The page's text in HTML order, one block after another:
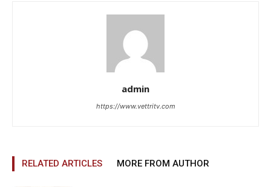
admin
https://www.vettritv.com
RELATED ARTICLES MORE FROM AUTHOR